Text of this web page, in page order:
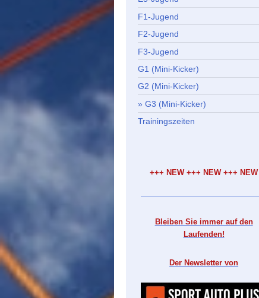
F1-Jugend
F2-Jugend
F3-Jugend
G1 (Mini-Kicker)
G2 (Mini-Kicker)
G3 (Mini-Kicker)
Trainingszeiten
+++ NEW +++ NEW +++ NEW
Bleiben Sie immer auf den
Laufenden!
Der Newsletter von